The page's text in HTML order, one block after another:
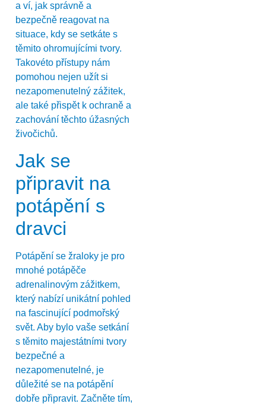
a ví, jak správně a
bezpečně reagovat na
situace, kdy se setkáte s
těmito ohromujícími tvory.
Takovéto přístupy nám
pomohou nejen užít si
nezapomenutelný zážitek,
ale také přispět k ochraně a
zachování těchto úžasných
živočichů.
Jak se
připravit na
potápění s
dravci
Potápění se žraloky je pro
mnohé potápěče
adrenalinovým zážitkem,
který nabízí unikátní pohled
na fascinující podmořský
svět. Aby bylo vaše setkání
s těmito majestátními tvory
bezpečné a
nezapomenutelné, je
důležité se na potápění
dobře připravit. Začněte tím,